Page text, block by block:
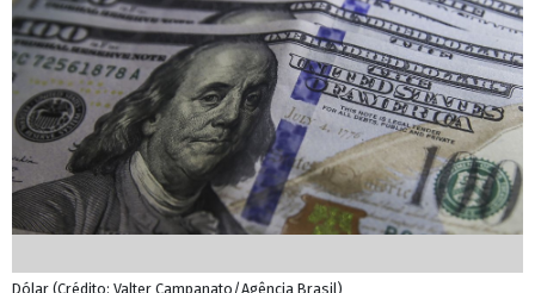
Dólar (Crédito: Valter Campanato/Agência Brasil)